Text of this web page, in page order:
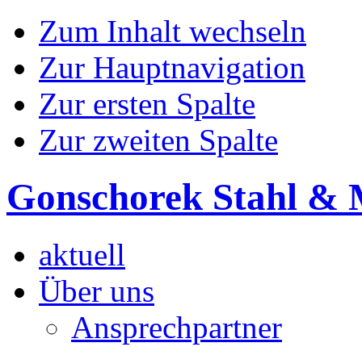
Zum Inhalt wechseln
Zur Hauptnavigation
Zur ersten Spalte
Zur zweiten Spalte
Gonschorek Stahl &
aktuell
Über uns
Ansprechpartner